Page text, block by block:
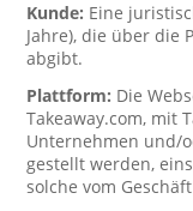
Kunde: Eine
Jahre), die über die
abgibt.
Plattform: Die
Takeaway.com, mit
Unternehmen und/
gestellt werden,
solche vom